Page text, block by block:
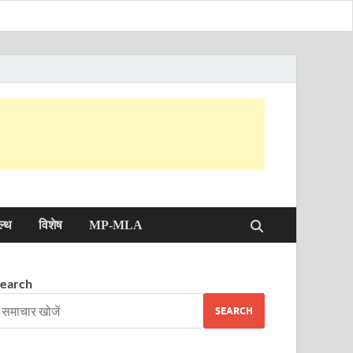
विशेष MP-MLA
SEARCH